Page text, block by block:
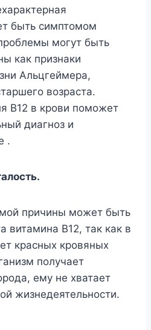
быть симптомом
могут быть
как признаки
Альцгеймера,
возраста.
В12 в крови поможет
диагноз и
.
причины может быть
витамина В12, так как в
красных кровяных
получает
ему не хватает
жизнедеятельности.